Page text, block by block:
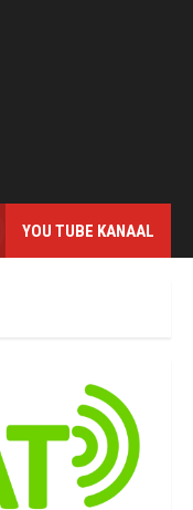
YOU TUBE KANAAL